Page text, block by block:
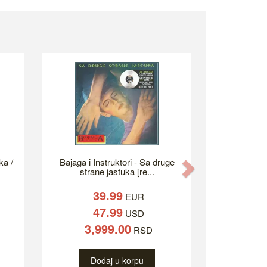
/ Bajaga i Instruktori - Sa druge
strane jastuka [re...
39.99EUR
47.99USD
3,999.00RSD
Dodaj u korpu